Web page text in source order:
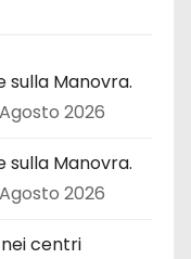
Manovra.
2026
Manovra.
2026
centri